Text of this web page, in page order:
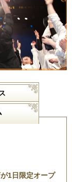
1日限定オープ